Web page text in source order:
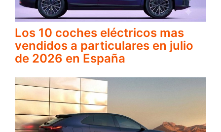
Los 10 coches eléctricos mas
vendidos a particulares en julio
de 2026 en España